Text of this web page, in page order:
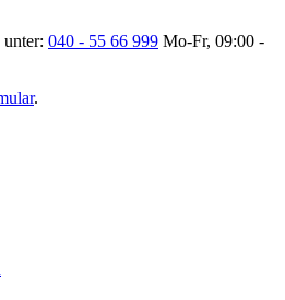
040 - 55 66 999 Mo-Fr, 09:00 -
.